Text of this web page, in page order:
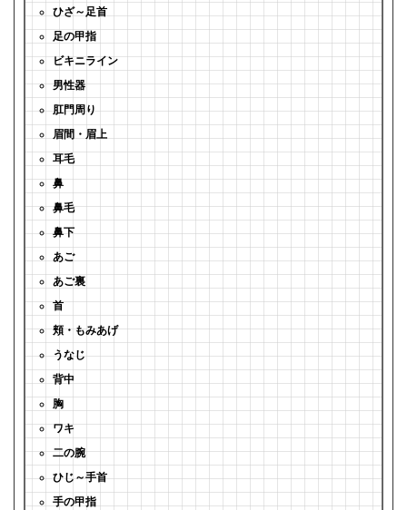
ひざ～足首
足の甲指
ビキニライン
男性器
肛門周り
眉間・眉上
耳毛
鼻
鼻毛
鼻下
あご
あご裏
首
頬・もみあげ
うなじ
背中
胸
ワキ
二の腕
ひじ～手首
手の甲指